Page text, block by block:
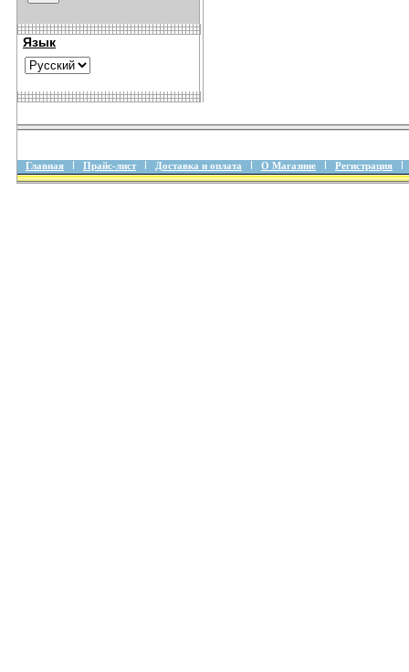
Язык
Главная Прайс-лист Доставка и оплата О Магазине Регистрация